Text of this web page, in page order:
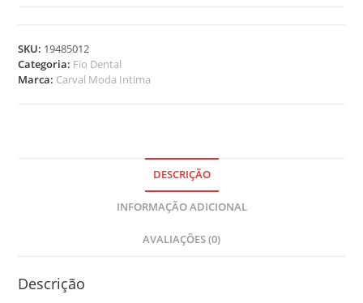
s
.
R
$
SKU: 19485012
Categoria: Fio Dental
Marca: Carval Moda Intima
DESCRIÇÃO
INFORMAÇÃO ADICIONAL
AVALIAÇÕES (0)
Descrição